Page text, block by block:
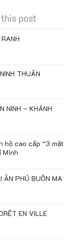
post
THUẬN
NINH – KHÁNH
hộ cao cấp “3 mặt
Minh
ÂN PHÚ BUÔN MA
EN VILLE